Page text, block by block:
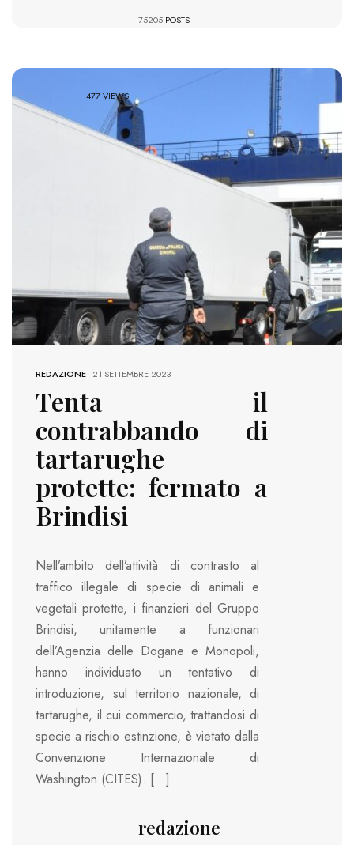
75205 POSTS
477 VIEWS
REDAZIONE-21 SETTEMBRE 2023
Tenta il
contrabbando di
tartarughe
protette: fermato a
Brindisi
Nell’ambito dell’attività di contrasto al
traffico illegale di specie di animali e
vegetali protette, i finanzieri del Gruppo
Brindisi, unitamente a funzionari
dell’Agenzia delle Dogane e Monopoli,
hanno individuato un tentativo di
introduzione, sul territorio nazionale, di
tartarughe, il cui commercio, trattandosi di
specie a rischio estinzione, è vietato dalla
Convenzione Internazionale di
Washington (CITES). […]
redazione